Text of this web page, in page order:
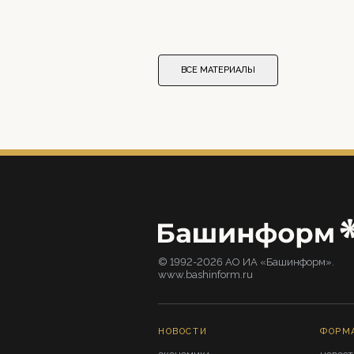
ВСЕ МАТЕРИАЛЫ
© 1992-2026 АО ИА «Башинформ».
www.bashinform.ru
НОВОСТИ